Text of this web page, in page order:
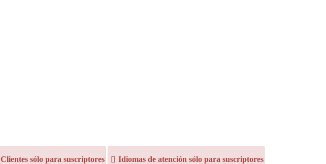
Clientes sólo para suscriptores Idiomas de atención sólo para suscriptores